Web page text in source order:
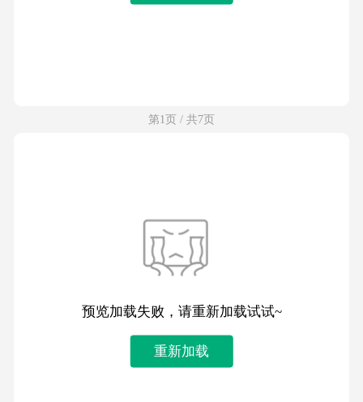
第1页 / 共7页
预览加载失败，请重新加载试试~
重新加载